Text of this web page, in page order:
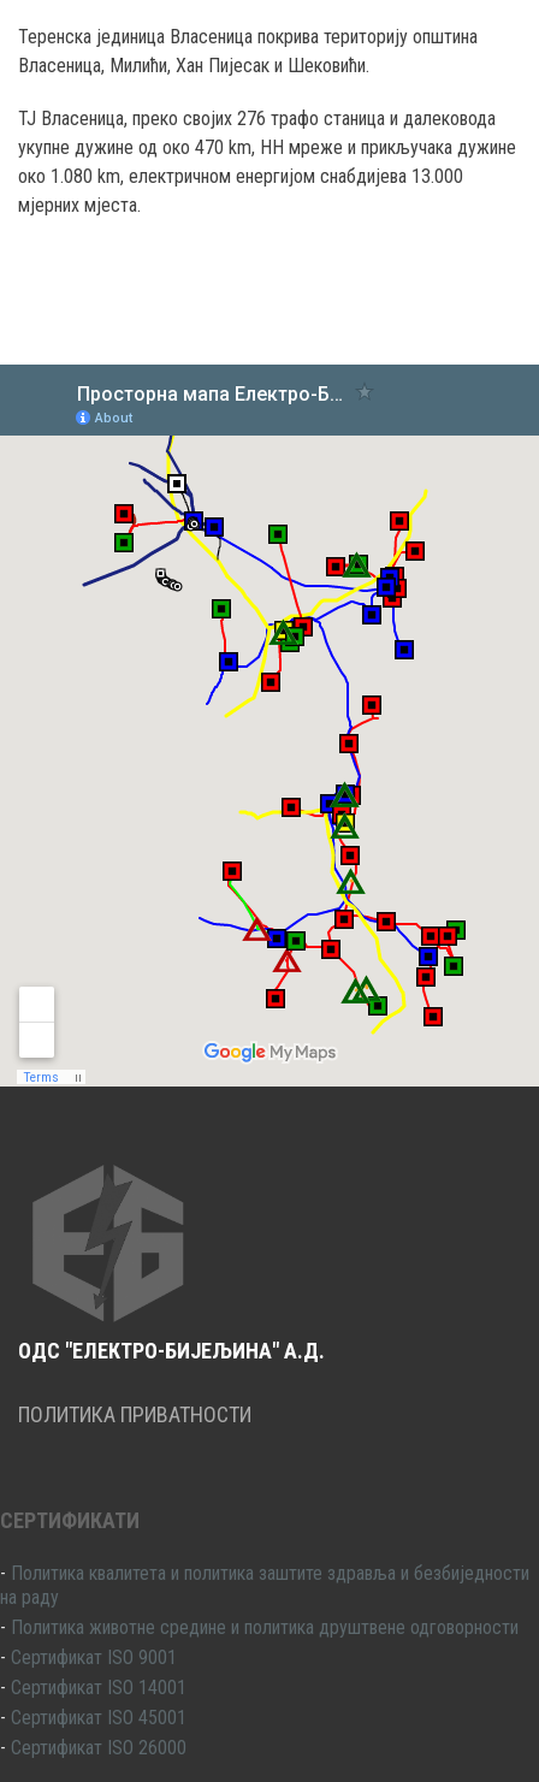
Теренска јединица Власеница покрива територију општина
Власеница, Милићи, Хан Пијесак и Шековићи.
ТЈ Власеница, преко својих 276 трафо станица и далековода
укупне дужине од око 470 km, НН мреже и прикључака дужине
око 1.080 km, електричном енергијом снабдијева 13.000
мјерних мјеста.
ОДС "ЕЛЕКТРО-БИЈЕЉИНА" А.Д.
ПОЛИТИКА ПРИВАТНОСТИ
СЕРТИФИКАТИ
- Политика квалитета и политика заштите здравља и безбиједности
на раду
- Политика животне средине и политика друштвене одговорности
- Сертификат ISO 9001
- Сертификат ISO 14001
- Сертификат ISO 45001
- Сертификат ISO 26000